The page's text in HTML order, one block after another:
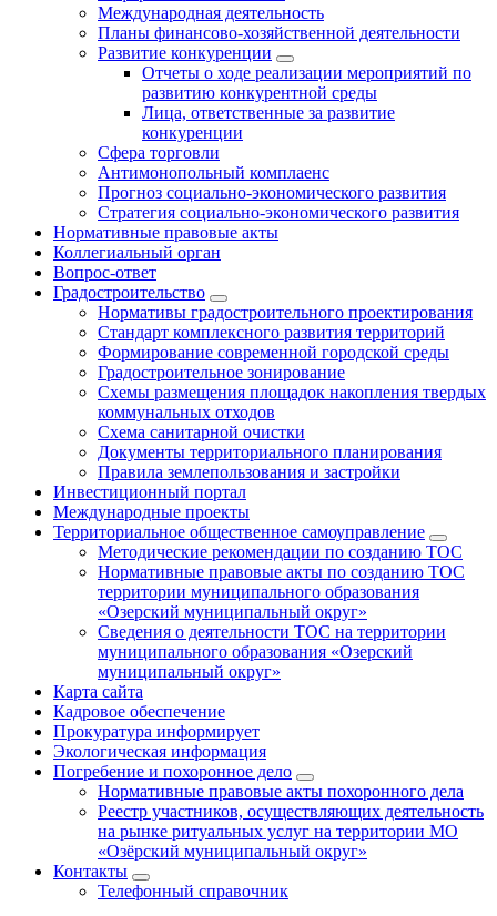
Международная деятельность
Планы финансово-хозяйственной деятельности
Развитие конкуренции
Отчеты о ходе реализации мероприятий по
развитию конкурентной среды
Лица, ответственные за развитие
конкуренции
Сфера торговли
Антимонопольный комплаенс
Прогноз социально-экономического развития
Стратегия социально-экономического развития
Нормативные правовые акты
Коллегиальный орган
Вопрос-ответ
Градостроительство
Нормативы градостроительного проектирования
Стандарт комплексного развития территорий
Формирование современной городской среды
Градостроительное зонирование
Схемы размещения площадок накопления твердых
коммунальных отходов
Схема санитарной очистки
Документы территориального планирования
Правила землепользования и застройки
Инвестиционный портал
Международные проекты
Территориальное общественное самоуправление
Методические рекомендации по созданию ТОС
Нормативные правовые акты по созданию ТОС
территории муниципального образования
«Озерский муниципальный округ»
Сведения о деятельности ТОС на территории
муниципального образования «Озерский
муниципальный округ»
Карта сайта
Кадровое обеспечение
Прокуратура информирует
Экологическая информация
Погребение и похоронное дело
Нормативные правовые акты похоронного дела
Реестр участников, осуществляющих деятельность
на рынке ритуальных услуг на территории МО
«Озёрский муниципальный округ»
Контакты
Телефонный справочник